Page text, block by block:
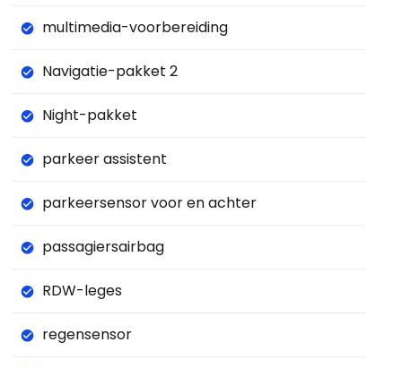
multimedia-voorbereiding
Navigatie-pakket 2
Night-pakket
parkeer assistent
parkeersensor voor en achter
passagiersairbag
RDW-leges
regensensor